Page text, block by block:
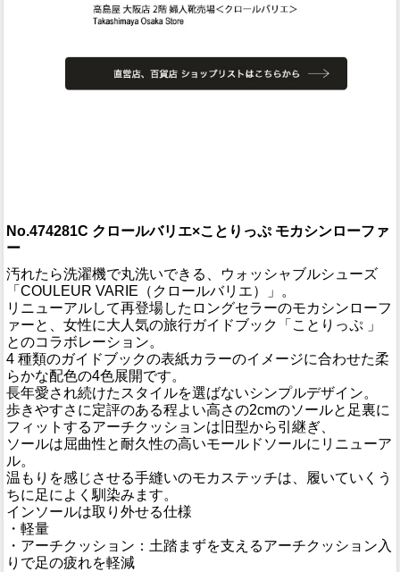
No.474281C クロールバリエ×ことりっぷ モカシンローファ
ー
汚れたら洗濯機で丸洗いできる、ウォッシャブルシューズ
「COULEUR VARIE（クロールバリエ）」。
リニューアルして再登場したロングセラーのモカシンローフ
ァーと、女性に大人気の旅行ガイドブック「ことりっぷ 」
とのコラボレーション。
4 種類のガイドブックの表紙カラーのイメージに合わせた柔
らかな配色の4色展開です。
長年愛され続けたスタイルを選ばないシンプルデザイン。
歩きやすさに定評のある程よい高さの2cmのソールと足裏に
フィットするアーチクッションは旧型から引継ぎ、
ソールは屈曲性と耐久性の高いモールドソールにリニューア
ル。
温もりを感じさせる手縫いのモカステッチは、履いていくう
ちに足によく馴染みます。
インソールは取り外せる仕様
・軽量
・アーチクッション：土踏まずを支えるアーチクッション入
りで足の疲れを軽減